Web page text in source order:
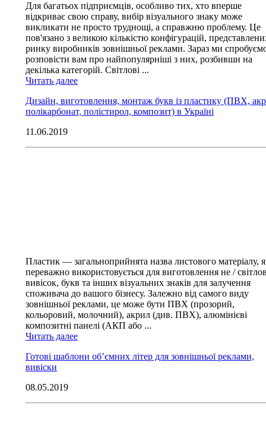
Для багатьох підприємців, особливо тих, хто вперше
відкриває свою справу, вибір візуального знаку може
викликати не просто труднощі, а справжню проблему. Це
пов'язано з великою кількістю конфігурацій,
ринку виробників зовнішньої реклами. Зараз ми
розповісти вам про найпопулярніші з них, розбивши на
декілька категорій. Світлові ...
Читать далее
Дизайн, виготовлення, монтаж букв із пластику (ПВХ,
полікарбонат, полістирол, композит) в Україні
11.06.2019
Пластик — загальноприйнята назва листового матеріалу,
переважно використовується для виготовлення не /
вивісок, букв та інших візуальних знаків для залучення
споживача до вашого бізнесу. Залежно від самого виду
зовнішньої реклами, це може бути ПВХ (прозорий,
кольоровий, молочний), акрил (див. ПВХ), алюмінієві
композитні панелі (АКП або ...
Читать далее
Готові шаблони об’ємних літер для зовнішньої реклами,
вивіски
08.05.2019